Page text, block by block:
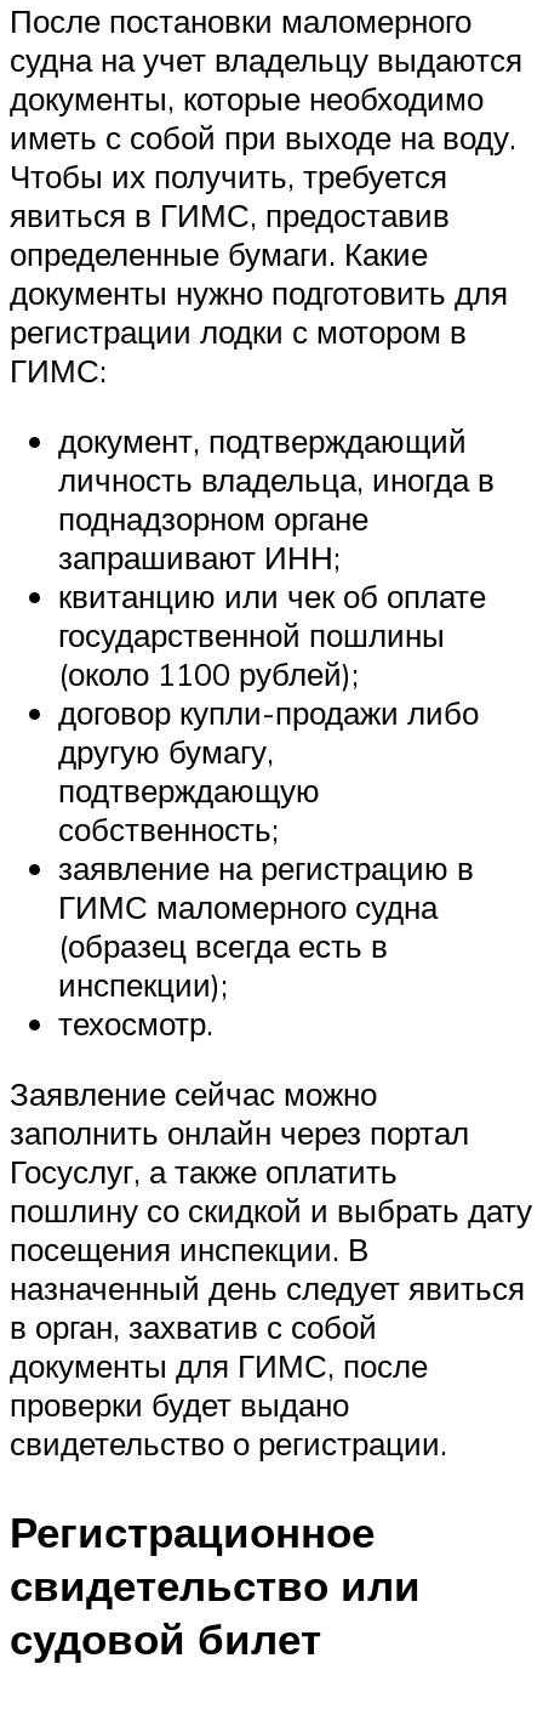
После постановки маломерного
судна на учет владельцу выдаются
документы, которые необходимо
иметь с собой при выходе на воду.
Чтобы их получить, требуется
явиться в ГИМС, предоставив
определенные бумаги. Какие
документы нужно подготовить для
регистрации лодки с мотором в
ГИМС:
документ, подтверждающий
личность владельца, иногда в
поднадзорном органе
запрашивают ИНН;
квитанцию или чек об оплате
государственной пошлины
(около 1100 рублей);
договор купли-продажи либо
другую бумагу,
подтверждающую
собственность;
заявление на регистрацию в
ГИМС маломерного судна
(образец всегда есть в
инспекции);
техосмотр.
Заявление сейчас можно
заполнить онлайн через портал
Госуслуг, а также оплатить
пошлину со скидкой и выбрать дату
посещения инспекции. В
назначенный день следует явиться
в орган, захватив с собой
документы для ГИМС, после
проверки будет выдано
свидетельство о регистрации.
Регистрационное
свидетельство или
судовой билет